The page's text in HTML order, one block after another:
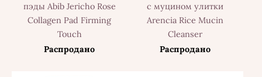
пэды Abib Jericho Rose
Collagen Pad Firming
Touch
Распродано
с муцином улитки
Arencia Rice Mucin
Cleanser
Распродано